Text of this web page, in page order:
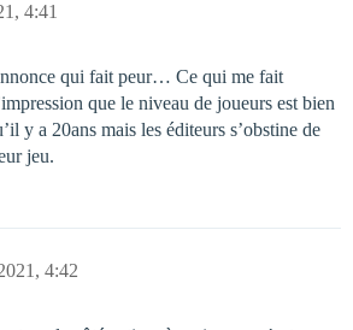
4:41
qui fait peur… Ce qui me fait
que le niveau de joueurs est bien
y a 20ans mais les éditeurs s’obstine de
jeu.
4:42